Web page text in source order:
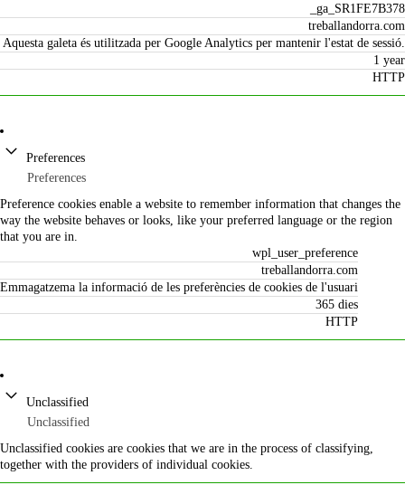
_ga_SR1FE7B378
treballandorra.com
Aquesta galeta és utilitzada per Google Analytics per mantenir l'estat de sessió.
1 year
HTTP
Preferences
Preferences
Preference cookies enable a website to remember information that changes the
way the website behaves or looks, like your preferred language or the region
that you are in.
wpl_user_preference
treballandorra.com
Emmagatzema la informació de les preferències de cookies de l'usuari
365 dies
HTTP
Unclassified
Unclassified
Unclassified cookies are cookies that we are in the process of classifying,
together with the providers of individual cookies.